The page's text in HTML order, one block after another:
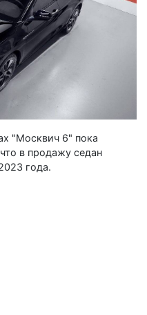
"Москвич 6" пока
в продажу седан
года.